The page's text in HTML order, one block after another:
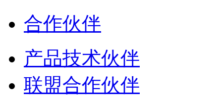
合作伙伴
产品技术伙伴
联盟合作伙伴